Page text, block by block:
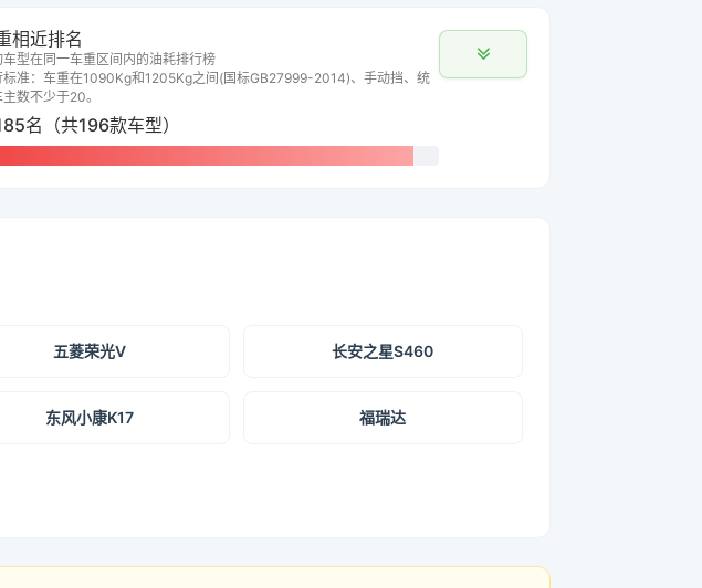
相近排名
车型在同一车重区间内的油耗排行榜
标准：车重在1090Kg和1205Kg之间(国标GB27999-2014)、手动挡、统
数不少于20。
名（共196款车型）
五菱荣光V 长安之星S460
东风小康K17 福瑞达